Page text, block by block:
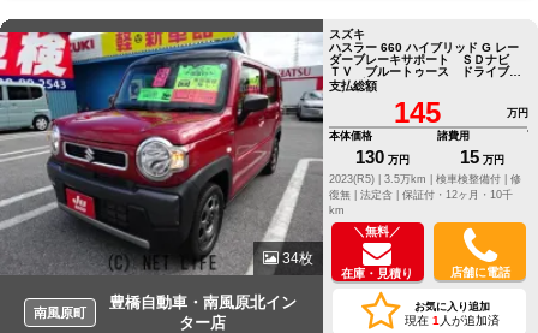
34枚
南風原町
豊橋自動車・南風原北イン
ター店
スズキ
ハスラー 660 ハイブリッド G レー
ダーブレーキサポート ＳＤナビ
ＴＶ ブルートゥース ドライブレ
コーダー バックカメラ ＥＴＣ
支払総額
145
万円
本体価格
130 万円
諸費用
15 万円
2023(R5) |
3.5万km | 検車検整備付 | 修
復無 | 法定含 | 保証付・12ヶ月・10千
km
＼無料／
在庫・見積り 店舗に電話
お気に入り追加
現在 1 人が追加済